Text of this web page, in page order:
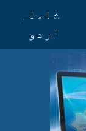
شاملہ
اردو